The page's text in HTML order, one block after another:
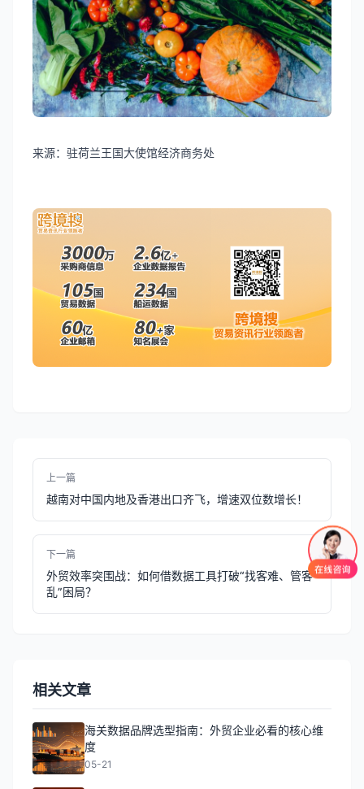
来源：驻荷兰王国大使馆经济商务处
上一篇
越南对中国内地及香港出口齐飞，增速双位数增长！
下一篇
外贸效率突围战：如何借数据工具打破“找客难、管客
乱”困局？
相关文章
海关数据品牌选型指南：外贸企业必看的核心维
度
05-21